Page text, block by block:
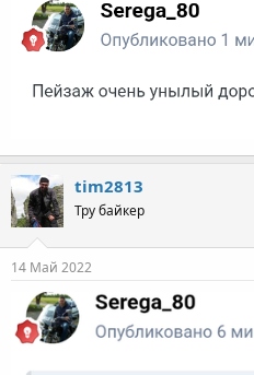
tim2813
Тру байкер
14 Май 2022